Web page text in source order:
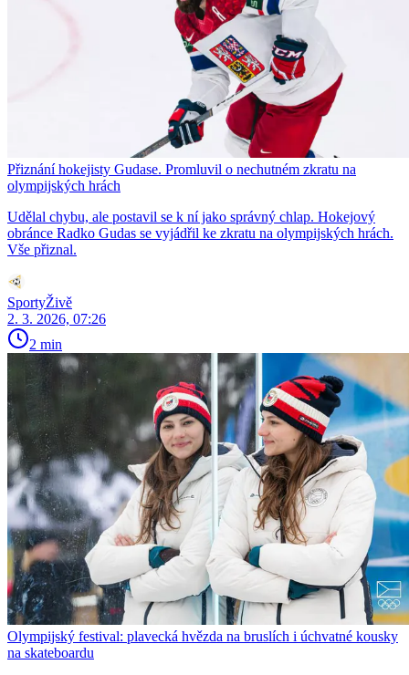
Přiznání hokejisty Gudase. Promluvil o nechutném zkratu na
olympijských hrách
Udělal chybu, ale postavil se k ní jako správný chlap. Hokejový
obránce Radko Gudas se vyjádřil ke zkratu na olympijských hrách.
Vše přiznal.
SportyŽivě
2. 3. 2026, 07:26
2 min
Olympijský festival: plavecká hvězda na bruslích i úchvatné kousky
na skateboardu